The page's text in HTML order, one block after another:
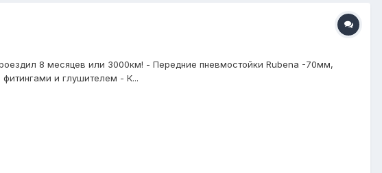
8 месяцев или 3000км! - Передние пневмостойки Rubena -70мм,
и глушителем - К...